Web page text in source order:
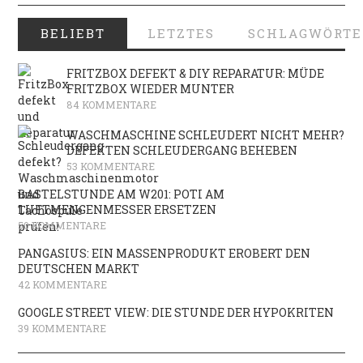
BELIEBT LETZTES
FRITZBOX DEFEKT & DIY REPARATUR: MÜDE
FRITZBOX WIEDER MUNTER
84 KOMMENTARE
WASCHMASCHINE SCHLEUDERT NICHT MEHR?
DEFEKTEN SCHLEUDERGANG BEHEBEN
53 KOMMENTARE
BASTELSTUNDE AM W201: POTI AM
LUFTMENGENMESSER ERSETZEN
50 KOMMENTARE
PANGASIUS: EIN MASSENPRODUKT EROBERT DEN
DEUTSCHEN MARKT
42 KOMMENTARE
GOOGLE STREET VIEW: DIE STUNDE DER HYPOKRITEN
39 KOMMENTARE